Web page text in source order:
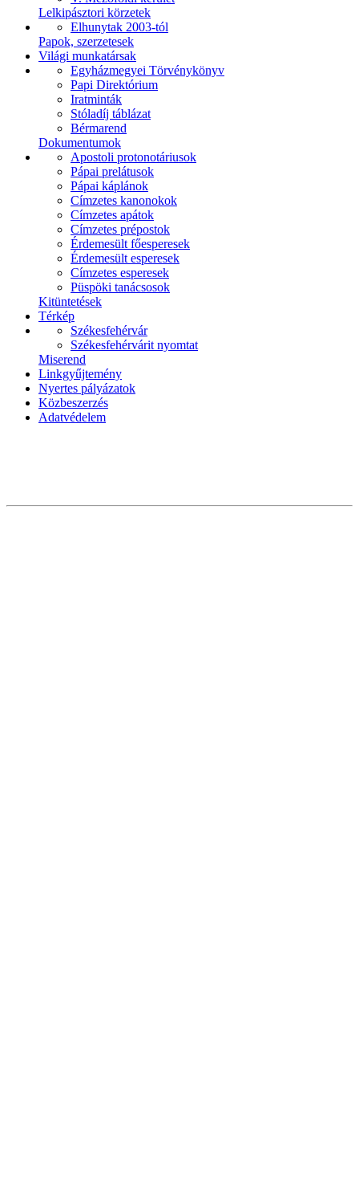
Lelkipásztori körzetek
Elhunytak 2003-tól
Papok, szerzetesek
Világi munkatársak
Egyházmegyei Törvénykönyv
Papi Direktórium
Iratminták
Stóladíj táblázat
Bérmarend
Dokumentumok
Apostoli protonotáriusok
Pápai prelátusok
Pápai káplánok
Címzetes kanonokok
Címzetes apátok
Címzetes prépostok
Érdemesült főesperesek
Érdemesült esperesek
Címzetes esperesek
Püspöki tanácsosok
Kitüntetések
Térkép
Székesfehérvár
Székesfehérvárit nyomtat
Miserend
Linkgyűjtemény
Nyertes pályázatok
Közbeszerzés
Adatvédelem